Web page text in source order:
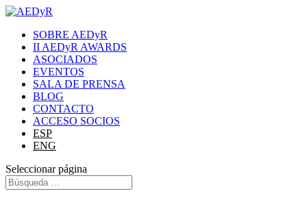
SOBRE AEDyR
II AEDyR AWARDS
ASOCIADOS
EVENTOS
SALA DE PRENSA
BLOG
CONTACTO
ACCESO SOCIOS
ESP
ENG
Seleccionar página